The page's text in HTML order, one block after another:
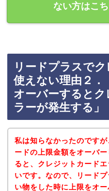
ない方はこ
リードプラスで
使えない理由２．
オーバーすると
ラーが発生する」
私は知らなかったのです
ードの上限金額をオーバ
ると、クレジットカード
いです。なので、リード
い物をした時に上限をオ